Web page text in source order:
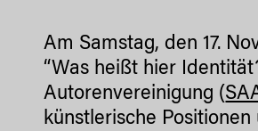
Am Samstag, den 17.
“Was heißt hier
Autorenvereinigung (
künstlerische